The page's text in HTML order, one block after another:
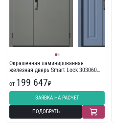
Окрашенная ламинированная
железная дверь Smart Lock 303060
от 199 647₽
ЗАЯВКА НА РАСЧЕТ
ПОДОБРАТЬ